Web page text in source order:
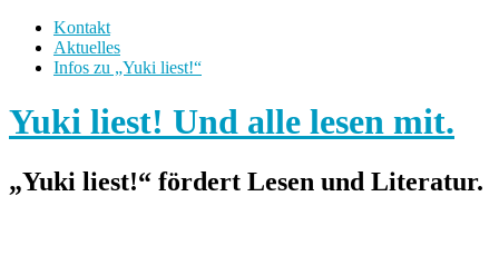
Kontakt
Aktuelles
Infos zu „Yuki liest!“
Yuki liest! Und alle lesen mit.
„Yuki liest!“ fördert Lesen und Literatur.